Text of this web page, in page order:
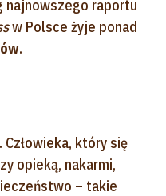
najnowszego raportu
w Polsce żyje ponad
.
który się
opieką, nakarmi,
– takie